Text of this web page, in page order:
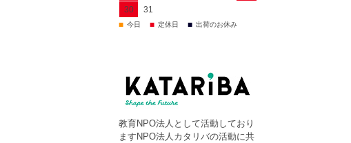
30
31
■ 今日 ■ 定休日 ■ 出荷のお休み
教育NPO法人として活動しており
ますNPO法人カタリバの活動に共